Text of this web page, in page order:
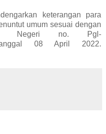
keterangan para
umum sesuai dengan
Negeri no. Pgl-
tanggal 08 April 2022.